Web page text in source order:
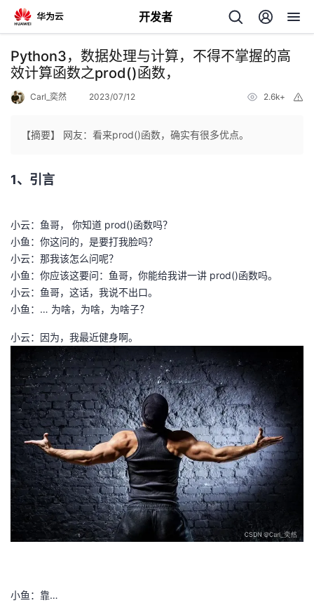
开发者
返
回
主
页
的
开
发
者
我
的
博
客
我
的
论
坛
我
的
圈
子
我
的
直
我
的
我
Python3，数据处理与计算，不得不掌握的高
效计算函数之prod()函数，
Carl_奕然 2023/07/12 2.6k+
【摘要】 网友：看来prod()函数，确实有很多优点。
1、引言
小云：鱼哥， 你知道 prod()函数吗？
小鱼：你这问的，是要打我脸吗？
小云：那我该怎么问呢？
小鱼：你应该这要问：鱼哥，你能给我讲一讲 prod()函数吗。
小云：鱼哥，这话，我说不出口。
小鱼：… 为啥，为啥，为啥子？
小云：因为，我最近健身啊。
小鱼：靠…